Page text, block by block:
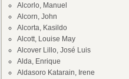
Alcorlo, Manuel
Alcorn, John
Alcorta, Kasildo
Alcott, Louise May
Alcover Lillo, José Luis
Alda, Enrique
Aldasoro Katarain, Irene